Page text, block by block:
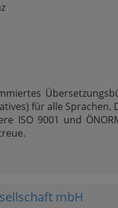
für alle
ISO 9001 und
mbH